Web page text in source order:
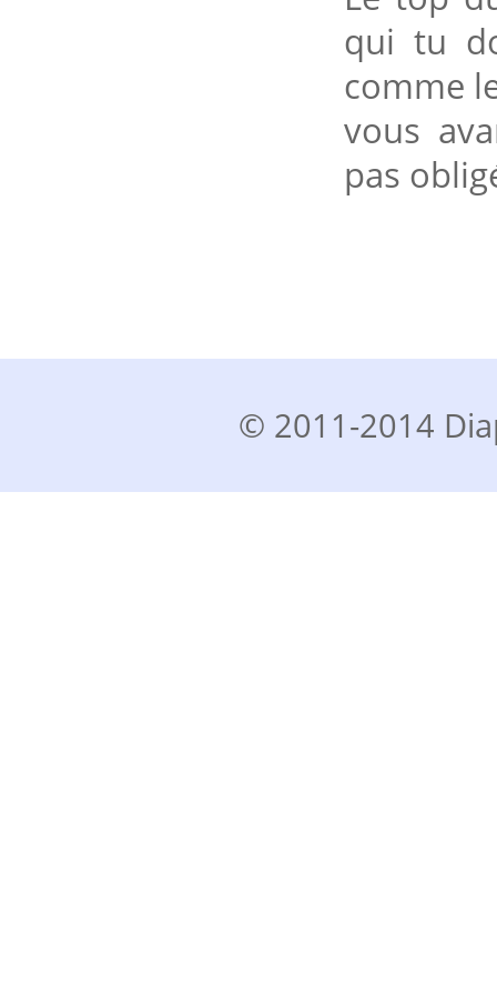
qui tu
comme
vous
pas
© 2011-2014